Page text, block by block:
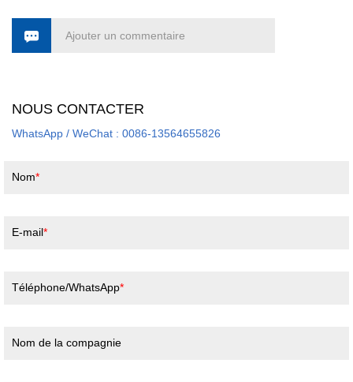
Ajouter un commentaire
NOUS CONTACTER
WhatsApp / WeChat : 0086-13564655826
Nom
E-mail
Téléphone/WhatsApp
Nom de la compagnie